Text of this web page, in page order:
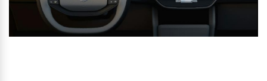
Zubehörkatalog